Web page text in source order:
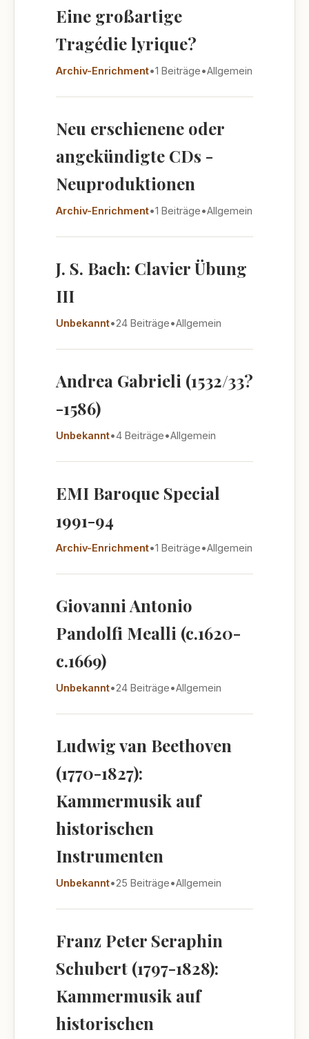
Eine großartige
Tragédie lyrique?
Archiv-Enrichment•1 Beiträge•Allgemein
Neu erschienene oder
angekündigte CDs -
Neuproduktionen
Archiv-Enrichment•1 Beiträge•Allgemein
J. S. Bach: Clavier Übung
III
Unbekannt•24 Beiträge•Allgemein
Andrea Gabrieli (1532/33?
-1586)
Unbekannt•4 Beiträge•Allgemein
EMI Baroque Special
1991-94
Archiv-Enrichment•1 Beiträge•Allgemein
Giovanni Antonio
Pandolfi Mealli (c.1620-
c.1669)
Unbekannt•24 Beiträge•Allgemein
Ludwig van Beethoven
(1770-1827):
Kammermusik auf
historischen
Instrumenten
Unbekannt•25 Beiträge•Allgemein
Franz Peter Seraphin
Schubert (1797-1828):
Kammermusik auf
historischen